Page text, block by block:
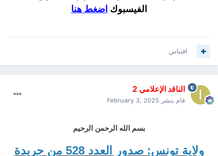
الفيسبوك اضغط هنا
اقتباس
الناقد الإعلامي 2
قام بنشر February 3, 2025
بسم الله الرحمن الرحيم
ولاية تونس: صدور العدد 528 من جريدة